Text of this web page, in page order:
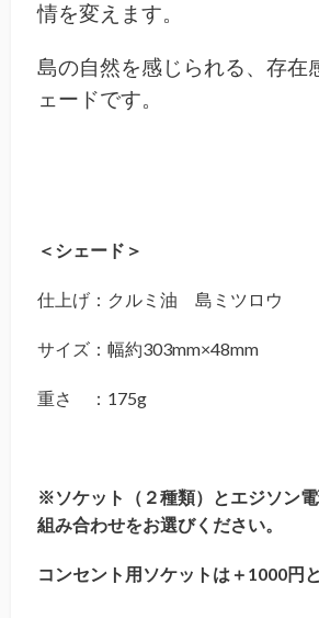
情を変えます。
島の自然を感じられる、存在
ェードです。
＜シェード＞
仕上げ：クルミ油 島ミツロウ
サイズ：幅約303mm×48mm
重さ ：175g
※ソケット（２種類）とエジソン
組み合わせをお選びください。
コンセント用ソケットは＋1000円